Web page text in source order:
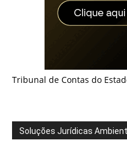
Tribunal de Contas do
Soluções Jurídicas